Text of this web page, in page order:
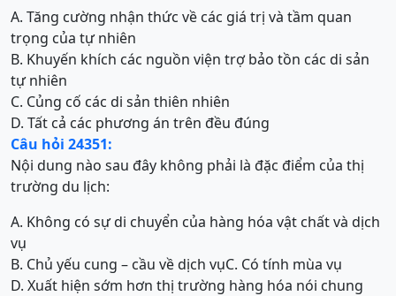
A. Tăng cường nhận thức về các giá trị và tầm quan
trọng của tự nhiên
B. Khuyến khích các nguồn viện trợ bảo tồn các di sản
tự nhiên
C. Củng cố các di sản thiên nhiên
D. Tất cả các phương án trên đều đúng
Câu hỏi 24351:
Nội dung nào sau đây không phải là đặc điểm của thị
trường du lịch:
A. Không có sự di chuyển của hàng hóa vật chất và dịch
vụ
B. Chủ yếu cung – cầu về dịch vụC. Có tính mùa vụ
D. Xuất hiện sớm hơn thị trường hàng hóa nói chung